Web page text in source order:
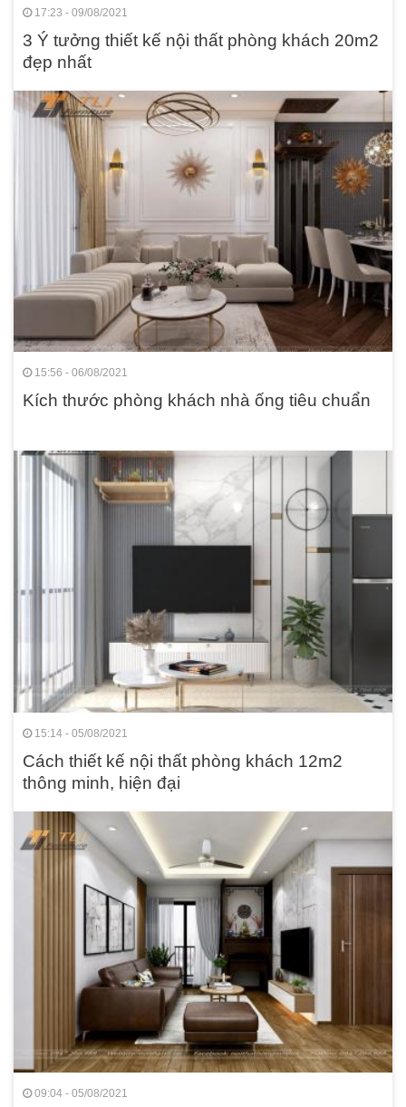
17:23 - 09/08/2021
3 Ý tưởng thiết kế nội thất phòng khách 20m2
đẹp nhất
15:56 - 06/08/2021
Kích thước phòng khách nhà ống tiêu chuẩn
15:14 - 05/08/2021
Cách thiết kế nội thất phòng khách 12m2
thông minh, hiện đại
09:04 - 05/08/2021